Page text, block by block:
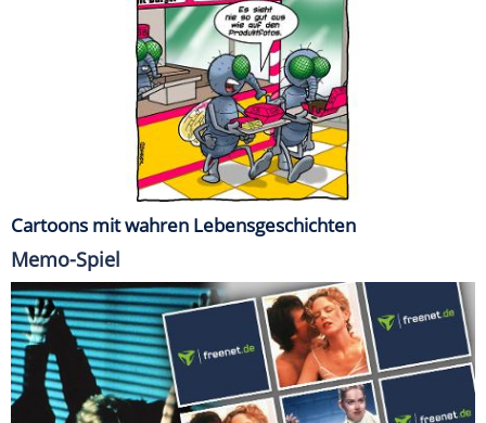
Cartoons mit wahren Lebensgeschichten
Memo-Spiel